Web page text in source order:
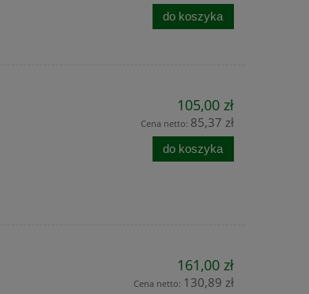
do koszyka
105,00 zł
Cena netto: 85,37 zł
do koszyka
161,00 zł
Cena netto: 130,89 zł